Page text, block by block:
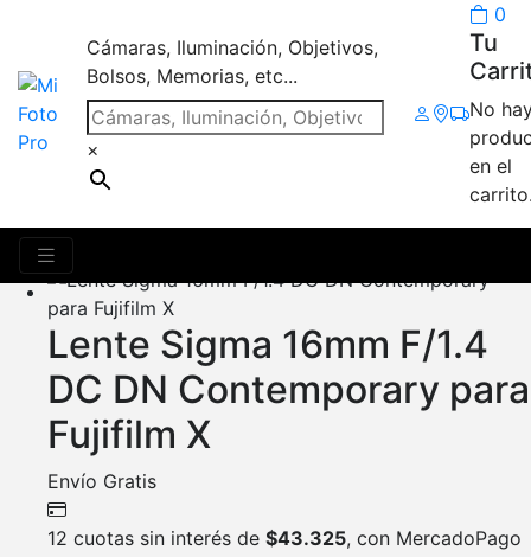
Cámaras, Iluminación, Objetivos,
Bolsos, Memorias, etc...
×
0
Tu
No
en el
objetivo
Mostrando 2 resultados
Lente Sigma 16mm F/1.4
DC DN Contemporary para
Fujifilm X
Envío Gratis
12 cuotas sin interés de $43.325, con MercadoPago